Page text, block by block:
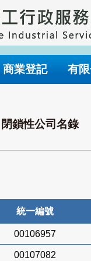
商業登記 有
閉鎖性公司名錄
統一編號
00106957
00107082